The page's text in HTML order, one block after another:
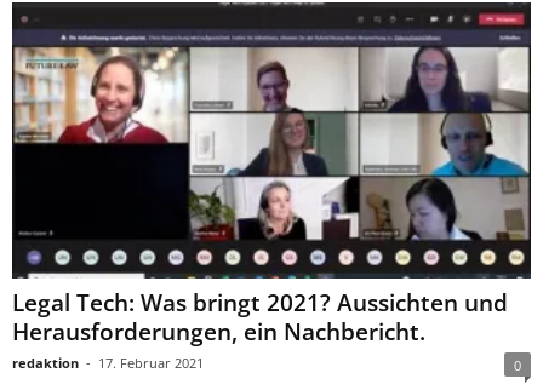
Legal Tech: Was bringt 2021? Aussichten und
Herausforderungen, ein Nachbericht.
redaktion - 17. Februar 2021 0